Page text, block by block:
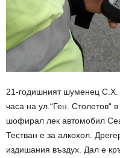
21-годишният шуменец С.Х.
часа на ул.“Ген. Столетов“
шофирал лек автомобил
Тестван е за алкохол.
издишания въздух. Дал е